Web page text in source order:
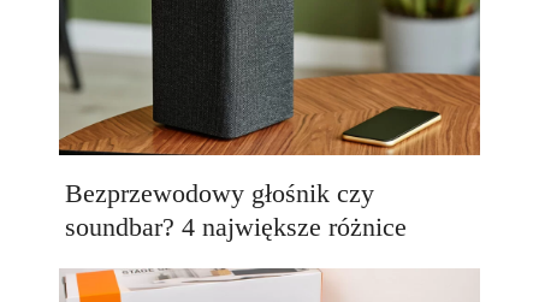
Bezprzewodowy głośnik czy
soundbar? 4 największe różnice